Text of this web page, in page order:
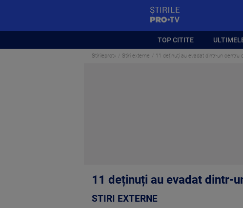
TOP CITITE
Stirileprotv Stiri externe 11 deținuți au evadat dintr-un centru
11 deținuți au evadat dintr-
STIRI EXTERNE